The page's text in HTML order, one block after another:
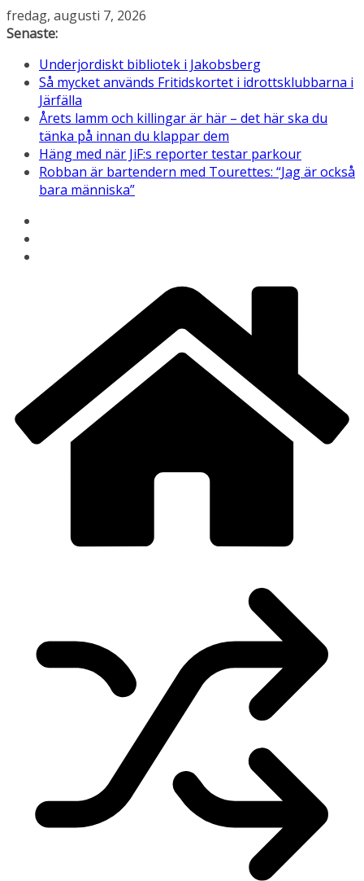
Hoppa
till
fredag, augusti 7, 2026
Senaste:
Underjordiskt bibliotek i Jakobsberg
Så mycket används Fritidskortet i idrottsklubbarna i
Järfälla
Årets lamm och killingar är här – det här ska du
tänka på innan du klappar dem
Häng med när JiF:s reporter testar parkour
Robban är bartendern med Tourettes: “Jag är också
bara människa”